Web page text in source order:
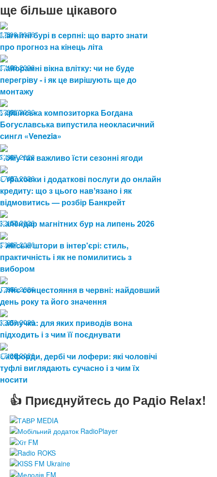
ще більше цікавого
07.08.2026
8
Магнітні бурі в серпні: що варто знати
про прогноз на кінець літа
04.08.2026
13
Панорамні вікна влітку: чи не буде
перегріву - і як це вирішують ще до
монтажу
03.08.2026
33
Українська композиторка Богдана
Богуславська випустила неокласичний
сингл «Venezia»
24.07.2026
30
Чому так важливо їсти сезонні ягоди
17.07.2026
48
Страховки і додаткові послуги до онлайн
кредиту: що з цього навʼязано і як
відмовитись — розбір Банкрейт
13.07.2026
150
Календар магнітних бур на липень 2026
08.07.2026
60
Римські штори в інтер'єрі: стиль,
практичність і як не помилитись з
вибором
19.06.2026
86
Літнє сонцестояння в червні: найдовший
день року та його значення
19.06.2026
91
Каблучка: для яких приводів вона
підходить і з чим її поєднувати
15.06.2026
119
Оксфорди, дербі чи лофери: які чоловічі
туфлі виглядають сучасно і з чим їх
носити
👍 Приєднуйтесь до Радіо Relax!